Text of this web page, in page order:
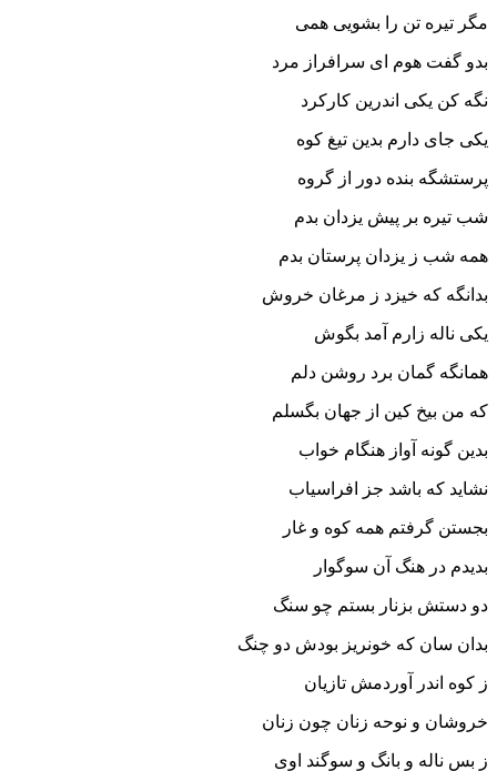
مگر تیره تن را بشویى همى‏
بدو گفت هوم اى سرافراز مرد
نگه کن یکى اندرین کارکرد
یکى جاى دارم بدین تیغ کوه
پرستشگه بنده دور از گروه‏
شب تیره بر پیش یزدان بدم
همه شب ز یزدان پرستان بدم‏
بدانگه که خیزد ز مرغان خروش
یکى ناله زارم آمد بگوش‏
همانگه گمان برد روشن دلم
که من بیخ کین از جهان بگسلم‏
بدین گونه آواز هنگام خواب
نشاید که باشد جز افراسیاب‏
بجستن گرفتم همه کوه و غار
بدیدم در هنگ آن سوگوار
دو دستش بزنار بستم چو سنگ
بدان سان که خونریز بودش دو چنگ‏
ز کوه اندر آوردمش تازیان
خروشان و نوحه زنان چون زنان‏
ز بس ناله و بانگ و سوگند اوى